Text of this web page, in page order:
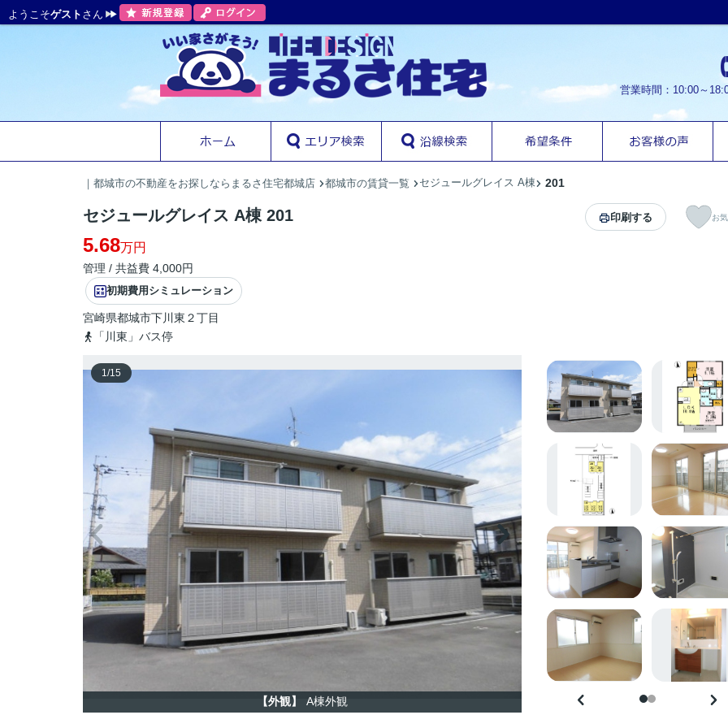
ようこそゲスト さん
営業時間：10:00～
｜都城市の不動産をお探しならまるさ住宅都城店 都城市の賃貸一覧 セジュールグレイス A棟 201
セジュールグレイス A棟 201
5.68万円
管理 / 共益費 4,000円
初期費用シミュレーション
宮崎県都城市下川東 ２丁目
「川東」バス停
印刷する お
1/15
【外観】 A棟外観